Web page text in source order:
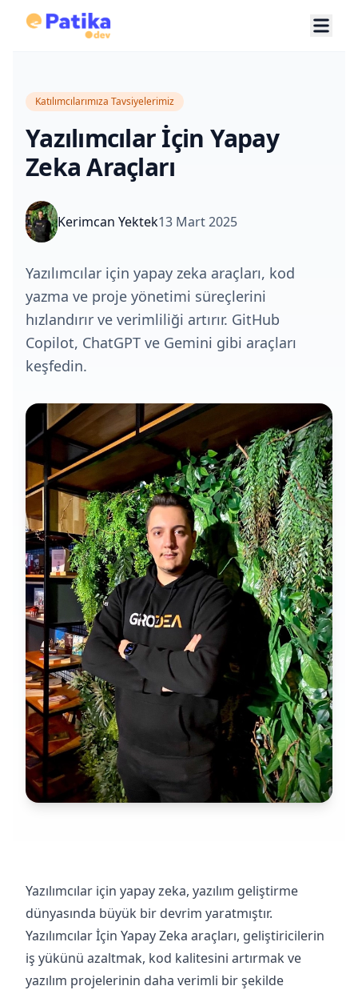
Katılımcılarımıza Tavsiyelerimiz
Yazılımcılar İçin Yapay
Zeka Araçları
Kerimcan Yektek13 Mart 2025
Yazılımcılar için yapay zeka araçları, kod
yazma ve proje yönetimi süreçlerini
hızlandırır ve verimliliği artırır. GitHub
Copilot, ChatGPT ve Gemini gibi araçları
keşfedin.
Yazılımcılar için yapay zeka, yazılım geliştirme
dünyasında büyük bir devrim yaratmıştır.
Yazılımcılar İçin Yapay Zeka araçları, geliştiricilerin
iş yükünü azaltmak, kod kalitesini artırmak ve
yazılım projelerinin daha verimli bir şekilde